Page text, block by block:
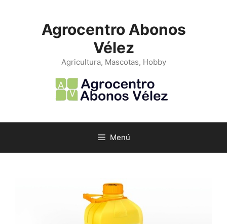
Agrocentro Abonos
Vélez
Agricultura, Mascotas, Hobby
Menú